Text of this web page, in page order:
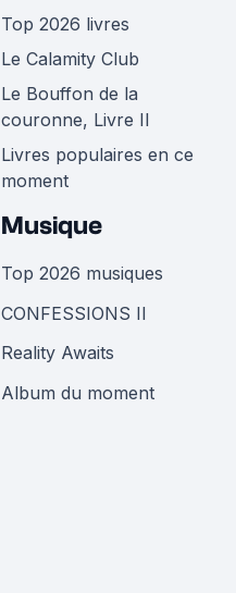
Top 2026 livres
Le Calamity Club
Le Bouffon de la
couronne, Livre II
Livres populaires en ce
moment
Musique
Top 2026 musiques
CONFESSIONS II
Reality Awaits
Album du moment